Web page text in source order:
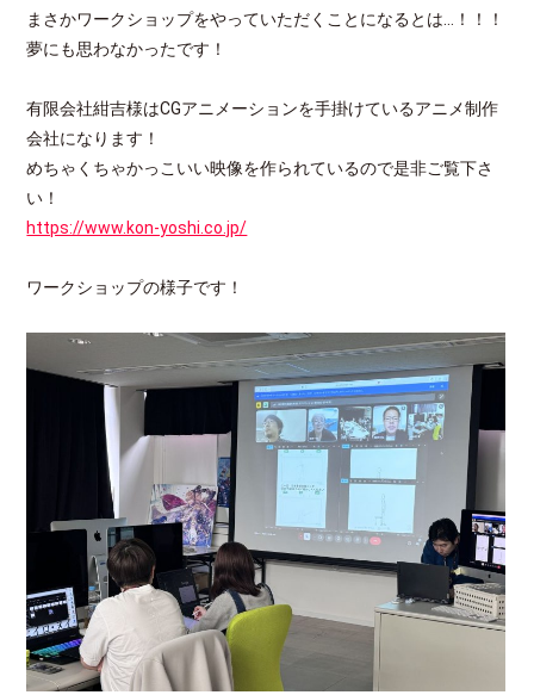
まさかワークショップをやっていただくことになるとは…！！！
夢にも思わなかったです！
有限会社紺吉様はCGアニメーションを手掛けているアニメ制作
会社になります！
めちゃくちゃかっこいい映像を作られているので是非ご覧下さ
い！
https://www.kon-yoshi.co.jp/
ワークショップの様子です！